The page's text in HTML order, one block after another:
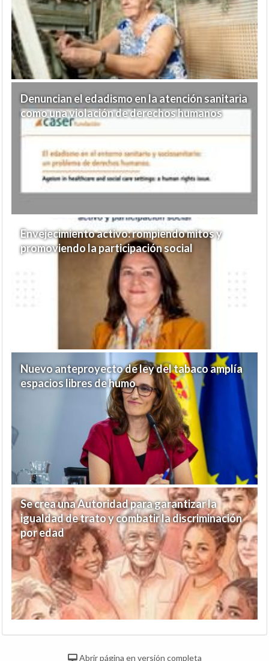
Denuncian el edadismo en la atención sanitaria
como una violación de derechos humanos
Envejecimiento activo: rompiendo mitos y
promoviendo la participación social
Nuevo anteproyecto de ley del tabaco amplía
espacios libres de humo
Se crea una Autoridad para garantizar la
igualdad de trato y combatir la discriminación
por edad
Abrir página en versión completa